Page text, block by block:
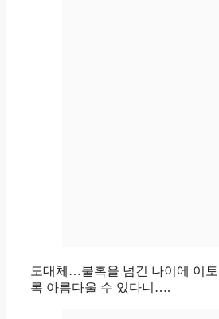
도대체…불혹을 넘긴 나이에 이토
록 아름다울 수 있다니….